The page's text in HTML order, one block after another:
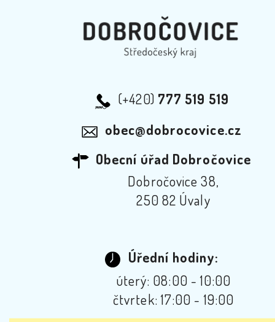
(+420) 777 519 519
obec@dobrocovice.cz
Obecní úřad Dobročovice
Dobročovice 38,
250 82 Úvaly
Úřední hodiny:
úterý: 08:00 - 10:00
čtvrtek: 17:00 - 19:00